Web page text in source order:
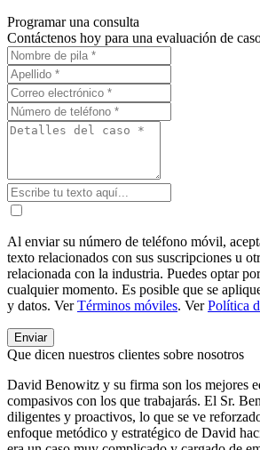
Programar una consulta
Contáctenos hoy para una evaluación de
Al enviar su número de teléfono móvil,
texto relacionados con sus suscripciones u
relacionada con la industria. Puedes optar
cualquier momento. Es posible que se
y datos. VerTérminos móviles. VerPolítica
Que dicen nuestros clientes sobre nosotros
David Benowitz y su firma son los mejores
compasivos con los que trabajarás. El Sr.
diligentes y proactivos, lo que se ve
enfoque metódico y estratégico de David